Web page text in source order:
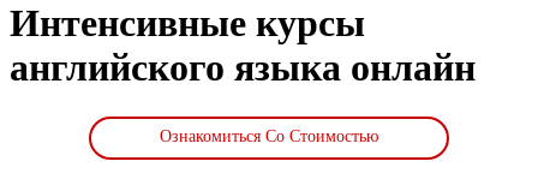
Интенсивные курсы
английского языка онлайн
Ознакомиться Со Стоимостью